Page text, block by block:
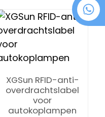
XGSun RFID-anti-
overdrachtslabel
voor
autokoplampen